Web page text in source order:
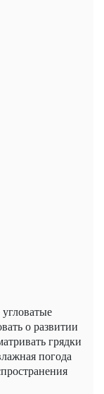
о развитии
грядки
погода